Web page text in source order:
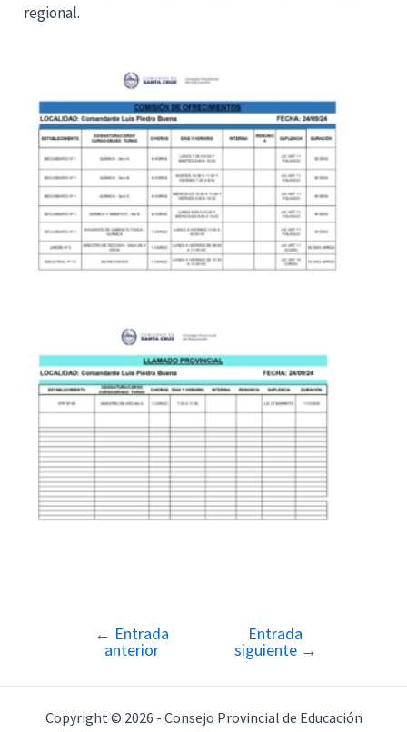
regional.
Navegación
entradas
← Entrada
anterior
Entrada
siguiente →
Copyright © 2026 - Consejo Provincial de Educación